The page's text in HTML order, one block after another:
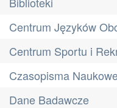
Centrum Języków
Centrum Sportu i
Czasopisma
Dane Badawcze